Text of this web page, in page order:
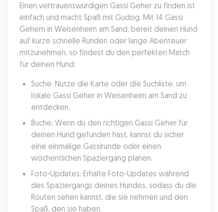
Einen vertrauenswürdigen Gassi Geher zu finden ist
einfach und macht Spaß mit Gudog. Mit 14 Gassi
Gehern in Weisenheim am Sand, bereit deinen Hund
auf kurze schnelle Runden oder lange Abenteuer
mitzunehmen, so findest du den perfekten Match
für deinen Hund:
Suche: Nutze die Karte oder die Suchliste, um
lokale Gassi Geher in Weisenheim am Sand zu
entdecken.
Buche: Wenn du den richtigen Gassi Geher für
deinen Hund gefunden hast, kannst du sicher
eine einmalige Gassirunde oder einen
wöchentlichen Spaziergang planen.
Foto-Updates: Erhalte Foto-Updates während
des Spaziergangs deines Hundes, sodass du die
Routen sehen kannst, die sie nehmen und den
Spaß, den sie haben.